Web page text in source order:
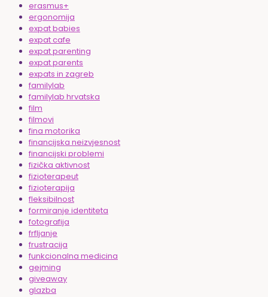
erasmus+
ergonomija
expat babies
expat cafe
expat parenting
expat parents
expats in zagreb
familylab
familylab hrvatska
film
filmovi
fina motorika
financijska neizvjesnost
financijski problemi
fizička aktivnost
fizioterapeut
fizioterapija
fleksibilnost
formiranje identiteta
fotografija
frfljanje
frustracija
funkcionalna medicina
gejming
giveaway
glazba